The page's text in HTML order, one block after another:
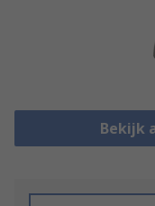
Bekijk